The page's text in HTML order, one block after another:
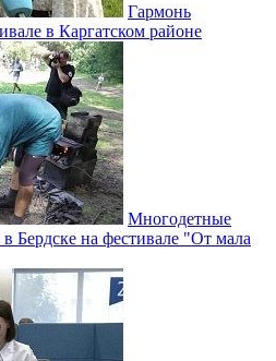
Гармонь
в Каргатском районе
Многодетные
Бердске на фестивале "От мала